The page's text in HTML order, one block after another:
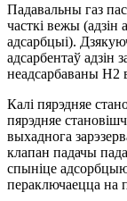
Падавальны газ
часткі вежы (адзін
адсарбцыі).
адсарбентаў
неадсарбаваны H2
Калі пярэдняе
пярэдняе
выхаднога
клапан падачы
спыніце
пераключаецца на